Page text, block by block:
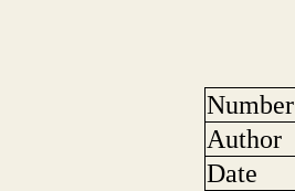
Number
Author
Date